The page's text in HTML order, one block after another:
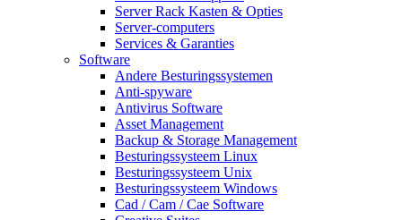
Server Rack Kasten & Opties
Server-computers
Services & Garanties
Software
Andere Besturingssystemen
Anti-spyware
Antivirus Software
Asset Management
Backup & Storage Management
Besturingssysteem Linux
Besturingssysteem Unix
Besturingssysteem Windows
Cad / Cam / Cae Software